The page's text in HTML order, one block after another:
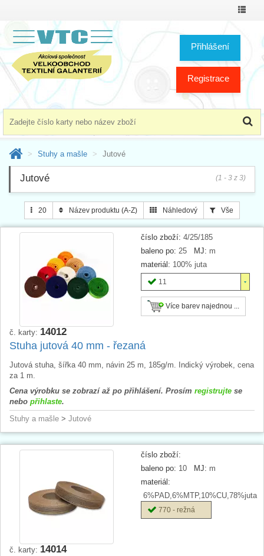
Přihlášení
Registrace
Stuhy a mašle Jutové
Jutové (1 - 3 z 3)
20 Název produktu (A-Z) Náhledový Vše
číslo zboží: 4/25/185
baleno po: 25 MJ: m
materiál: 100% juta
11
Více barev najednou ...
č. karty: 14012
Stuha jutová 40 mm - řezaná
Jutová stuha, šířka 40 mm, návin 25 m, 185g/m. Indický výrobek, cena
za 1 m.
Cena výrobku se zobrazí až po přihlášení. Prosím registrujte se
nebo přihlaste.
Stuhy a mašle > Jutové
číslo zboží:
baleno po: 10 MJ: m
materiál:
6%PAD,6%MTP,10%CU,78%juta
770 - režná
č. karty: 14014